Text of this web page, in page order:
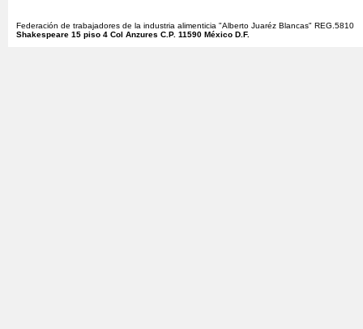
Federación de trabajadores de la industria alimenticia "Alberto Juaréz Blancas" REG.5810
Shakespeare 15 piso 4 Col Anzures C.P. 11590 México D.F.